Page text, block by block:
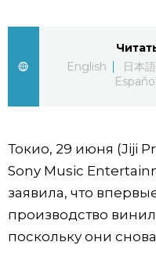
Факты о Японии
Новости
Фото/Видео
Разделы
English
日本語
Español
Токио, 29 июня (Jiji
Sony Music
заявила, что
производство
поскольку они